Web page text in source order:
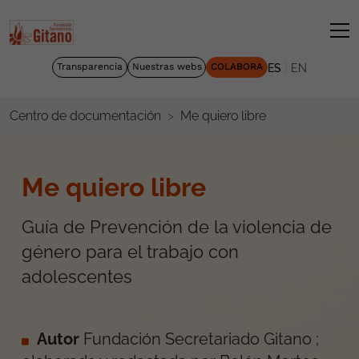
Transparencia Nuestras webs COLABORA ES EN
Centro de documentación Me quiero libre
Me quiero libre
Guía de Prevención de la violencia de
género para el trabajo con
adolescentes
Autor Fundación Secretariado Gitano ;